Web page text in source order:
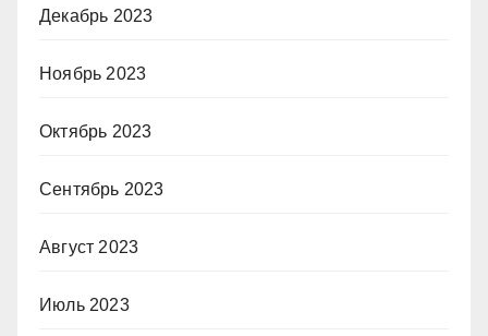
Декабрь 2023
Ноябрь 2023
Октябрь 2023
Сентябрь 2023
Август 2023
Июль 2023